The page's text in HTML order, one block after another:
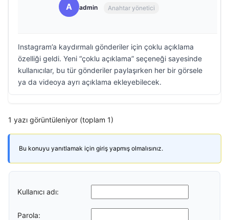
A admin Anahtar yönetici
Instagram’a kaydırmalı gönderiler için çoklu açıklama
özelliği geldi. Yeni “çoklu açıklama” seçeneği sayesinde
kullanıcılar, bu tür gönderiler paylaşırken her bir görsele
ya da videoya ayrı açıklama ekleyebilecek.
1 yazı görüntüleniyor (toplam 1)
Bu konuyu yanıtlamak için giriş yapmış olmalısınız.
Kullanıcı adı:
Parola: